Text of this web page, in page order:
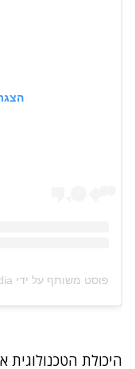
פוסט משותף על ידי ‏‎Partisan Pulse media‎‏ (@‏‎partisanpulsemedia‎‏)
היכולת